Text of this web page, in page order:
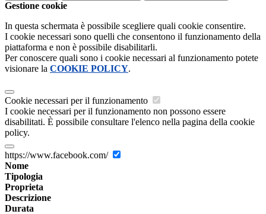
Gestione cookie
In questa schermata è possibile scegliere quali cookie consentire.
I cookie necessari sono quelli che consentono il funzionamento della
piattaforma e non è possibile disabilitarli.
Per conoscere quali sono i cookie necessari al funzionamento potete
visionare la COOKIE POLICY.
Cookie necessari per il funzionamento
I cookie necessari per il funzionamento non possono essere
disabilitati. È possibile consultare l'elenco nella pagina della cookie
policy.
https://www.facebook.com/
Nome
Tipologia
Proprieta
Descrizione
Durata